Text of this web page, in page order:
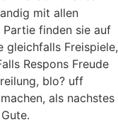
mit allen
Partie finden sie auf
gleichfalls Freispiele,
Respons Freude
blo? uff
als nachstes